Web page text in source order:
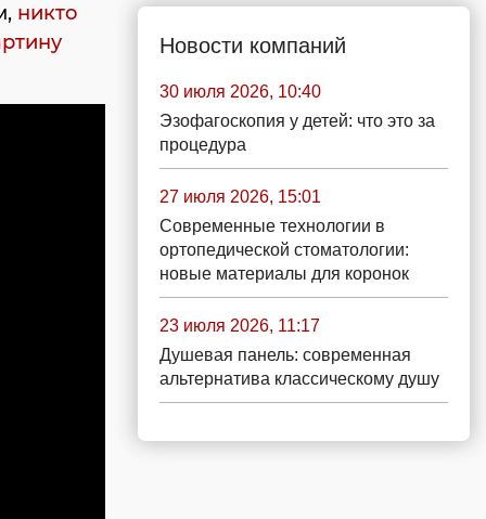
никто
Новости компаний
30 июля 2026, 10:40
Эзофагоскопия у детей: что это за
процедура
27 июля 2026, 15:01
Современные технологии в
ортопедической стоматологии:
новые материалы для коронок
23 июля 2026, 11:17
Душевая панель: современная
альтернатива классическому душу